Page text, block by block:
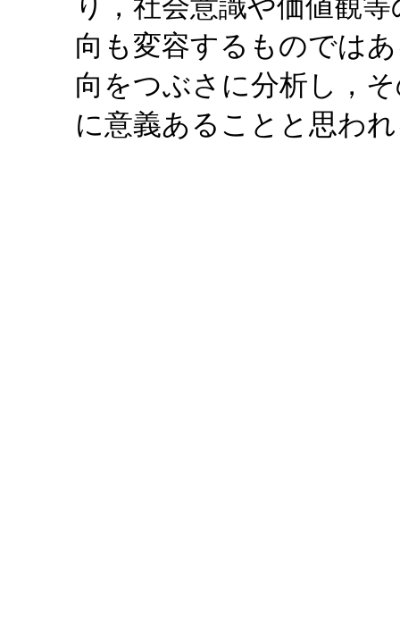
向も変容するものでは
向をつぶさに分析し，
に意義あることと思わ